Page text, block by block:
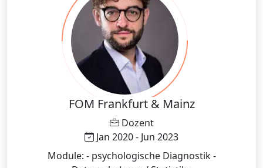
FOM Frankfurt & Mainz
Dozent
Jan 2020 - Jun 2023
Module: - psychologische Diagnostik -